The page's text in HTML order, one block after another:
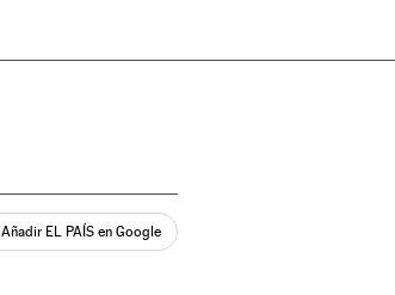
Añadir EL PAÍS en Google